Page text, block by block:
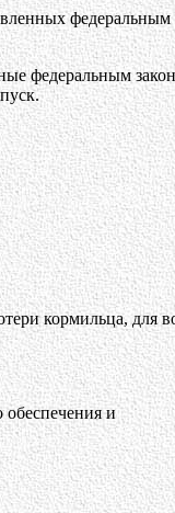
федеральным
федеральным
кормильца, для
обеспечения и